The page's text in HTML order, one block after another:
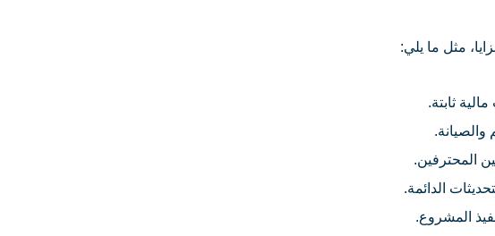
ثابتة.
المحترفين.
الدائمة.
المشروع.